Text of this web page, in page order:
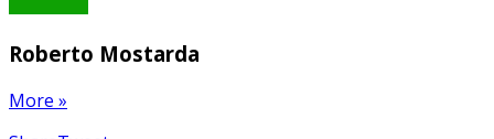
Roberto Mostarda
More »